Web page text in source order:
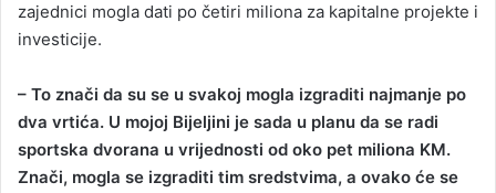
zajednici mogla dati po četiri miliona za kapitalne projekte i
investicije.
– To znači da su se u svakoj mogla izgraditi najmanje po
dva vrtića. U mojoj Bijeljini je sada u planu da se radi
sportska dvorana u vrijednosti od oko pet miliona KM.
Znači, mogla se izgraditi tim sredstvima, a ovako će se